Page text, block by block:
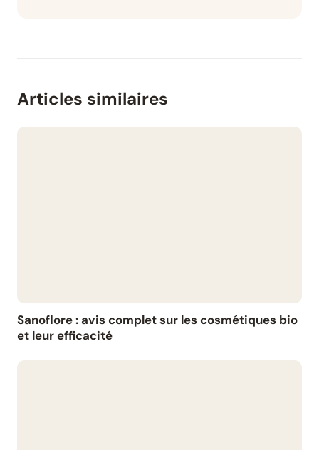
Articles similaires
Sanoflore : avis complet sur les cosmétiques bio
et leur efficacité